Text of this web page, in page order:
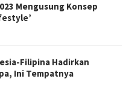
Mengusung Konsep
Filipina Hadirkan
Ini Tempatnya